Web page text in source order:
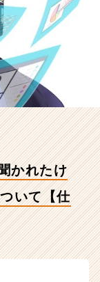
かれたけ
いて【仕